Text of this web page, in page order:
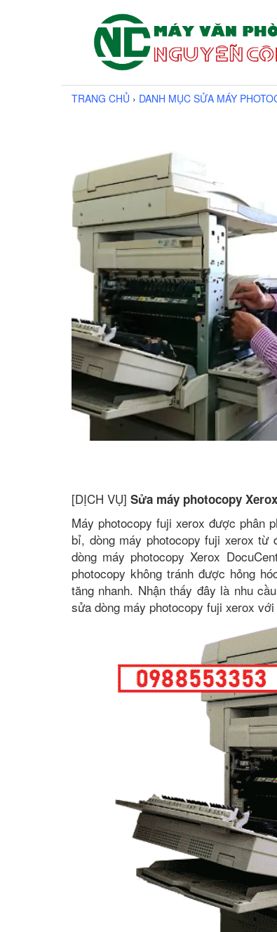
TRANG CHỦ › DANH MỤC SỬA MÁY
[DỊCH VỤ] Sửa máy photocopy
Máy photocopy fuji xerox được phân
bỉ, dòng máy photocopy fuji xerox từ
dòng máy photocopy Xerox
photocopy không tránh được hỏng
tăng nhanh. Nhận thấy đây là nhu
sửa dòng máy photocopy fuji xerox